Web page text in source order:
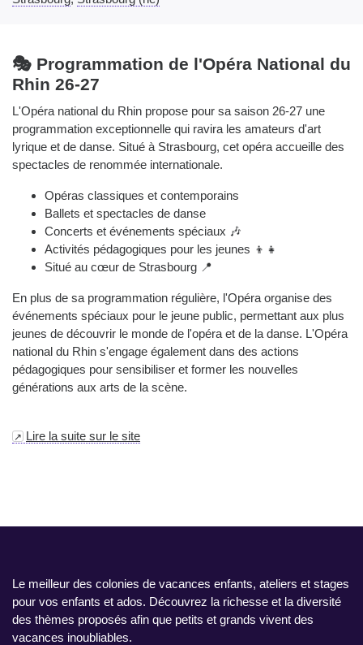
🎭 Programmation de l'Opéra National du
Rhin 26-27
L'Opéra national du Rhin propose pour sa saison 26-27 une
programmation exceptionnelle qui ravira les amateurs d'art
lyrique et de danse. Situé à Strasbourg, cet opéra accueille des
spectacles de renommée internationale.
Opéras classiques et contemporains
Ballets et spectacles de danse
Concerts et événements spéciaux 🎶
Activités pédagogiques pour les jeunes 👦👧
Situé au cœur de Strasbourg 📍
En plus de sa programmation régulière, l'Opéra organise des
événements spéciaux pour le jeune public, permettant aux plus
jeunes de découvrir le monde de l'opéra et de la danse. L'Opéra
national du Rhin s'engage également dans des actions
pédagogiques pour sensibiliser et former les nouvelles
générations aux arts de la scène.
Lire la suite sur le site
Le meilleur des colonies de vacances enfants, ateliers et stages
pour vos enfants et ados. Découvrez la richesse et la diversité
des thèmes proposés afin que petits et grands vivent des
vacances inoubliables.